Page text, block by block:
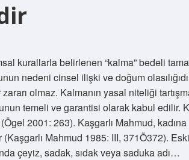
kurallarla belirlenen “kalma” bedeli
nedeni cinsel ilişki ve doğum
olmaz. Kalmanın yasal niteliği
temeli ve garantisi olarak kabul edilir.
2001: 263). Kaşgarlı Mahmud, kadına
Mahmud 1985: III, 371Ȭ372). Eski
çeyiz, sadak, sıdak veya saduka adı…